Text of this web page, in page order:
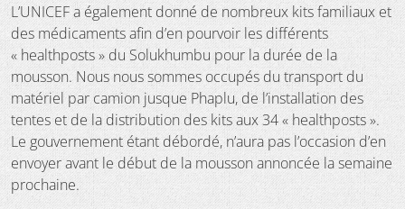
L’UNICEF a également donné de nombreux kits familiaux et
des médicaments afin d’en pourvoir les différents
« healthposts » du Solukhumbu pour la durée de la
mousson. Nous nous sommes occupés du transport du
matériel par camion jusque Phaplu, de l’installation des
tentes et de la distribution des kits aux 34 « healthposts ».
Le gouvernement étant débordé, n’aura pas l’occasion d’en
envoyer avant le début de la mousson annoncée la semaine
prochaine.